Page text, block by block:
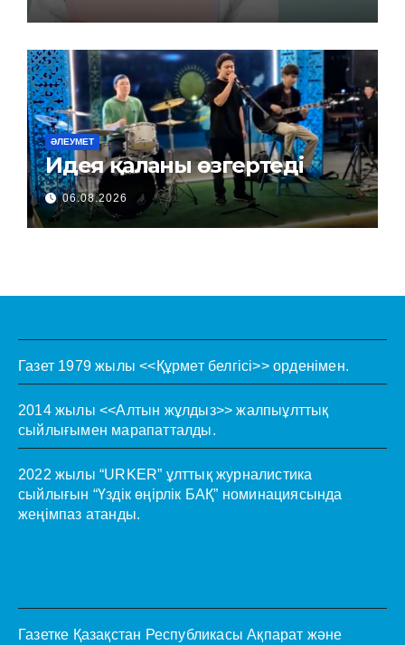
ӘЛЕУМЕТ
Идея қаланы өзгертеді
06.08.2026
Газет 1979 жылы <<Құрмет белгісі>> орденімен.
2014 жылы <<Алтын жұлдыз>> жалпыұлттық
сыйлығымен марапатталды.
2022 жылы “URKER” ұлттық журналистика
сыйлығын “Үздік өңірлік БАҚ” номинациясында
жеңімпаз атанды.
Газетке Қазақстан Республикасы Ақпарат және